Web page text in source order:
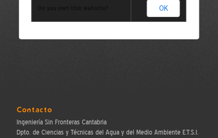
OK
Contacto
Ingeniería Sin Fronteras Cantabria
Dpto. de Ciencias y Técnicas del Agua y del Medio Ambiente E.T.S.I.